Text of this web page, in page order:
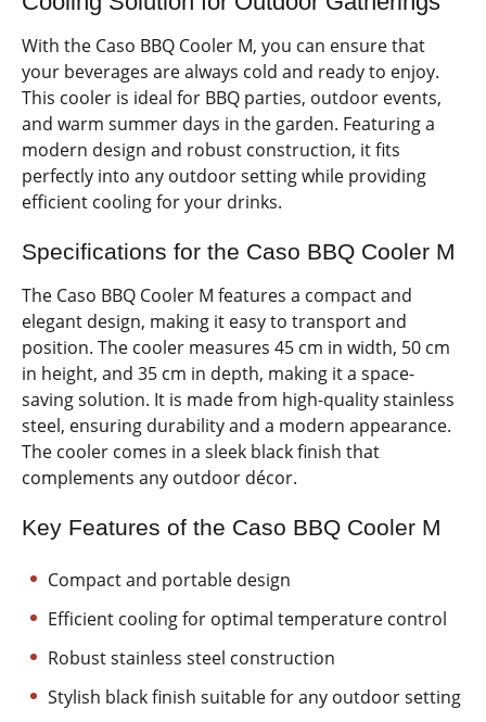
With the Caso BBQ Cooler M, you can ensure that
your beverages are always cold and ready to enjoy.
This cooler is ideal for BBQ parties, outdoor events,
and warm summer days in the garden. Featuring a
modern design and robust construction, it fits
perfectly into any outdoor setting while providing
efficient cooling for your drinks.
Specifications for the Caso BBQ Cooler M
The Caso BBQ Cooler M features a compact and
elegant design, making it easy to transport and
position. The cooler measures 45 cm in width, 50 cm
in height, and 35 cm in depth, making it a space-
saving solution. It is made from high-quality stainless
steel, ensuring durability and a modern appearance.
The cooler comes in a sleek black finish that
complements any outdoor décor.
Key Features of the Caso BBQ Cooler M
Compact and portable design
Efficient cooling for optimal temperature control
Robust stainless steel construction
Stylish black finish suitable for any outdoor setting